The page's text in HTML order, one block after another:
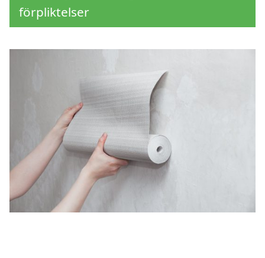
förpliktelser